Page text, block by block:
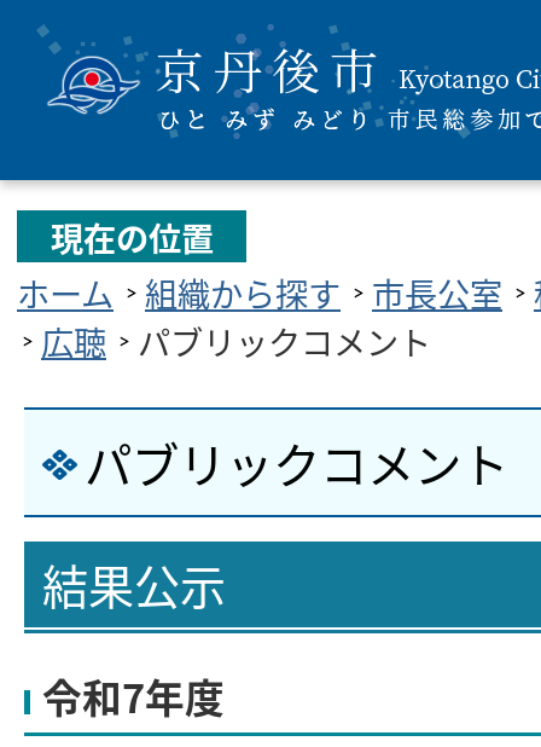
現在の位置
ホーム
組織から探す 市長公室
広聴
パブリックコメント
パブリックコメント
結果公示
令和7年度